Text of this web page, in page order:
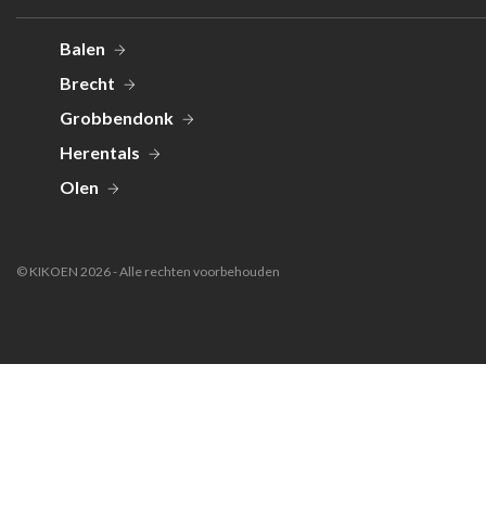
Balen
Brecht
Grobbendonk
Herentals
Olen
© KIKOEN 2026 - Alle rechten voorbehouden